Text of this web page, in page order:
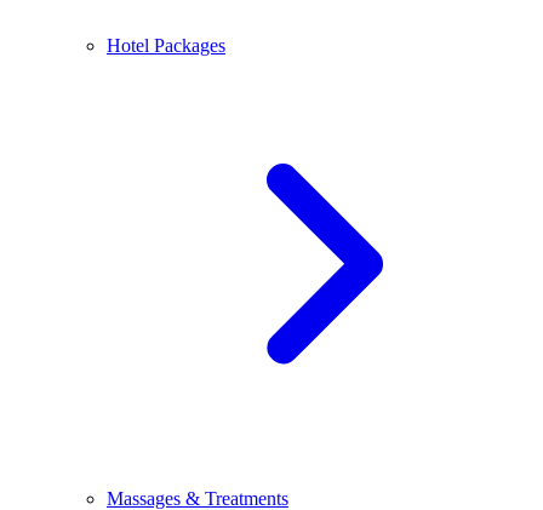
Hotel Packages
Massages & Treatments